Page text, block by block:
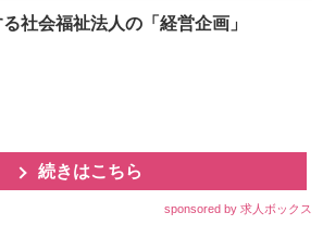
社会福祉法人の「経営企画」
続きはこちら
sponsored by 求人ボックス